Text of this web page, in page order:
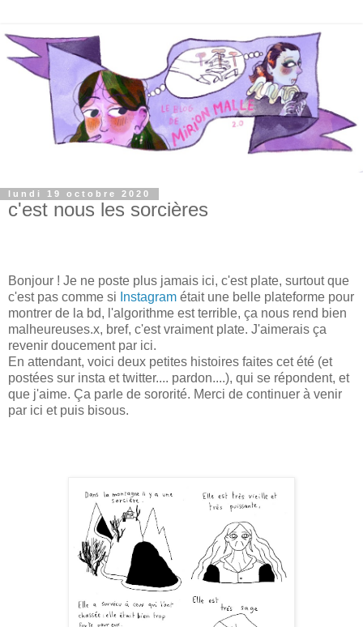
lundi 19 octobre 2020
c'est nous les sorcières
Bonjour ! Je ne poste plus jamais ici, c'est plate, surtout que
c'est pas comme si Instagram était une belle plateforme pour
montrer de la bd, l'algorithme est terrible, ça nous rend bien
malheureuses.x, bref, c'est vraiment plate. J'aimerais ça
revenir doucement par ici.
En attendant, voici deux petites histoires faites cet été (et
postées sur insta et twitter.... pardon....), qui se répondent, et
que j'aime. Ça parle de sororité. Merci de continuer à venir
par ici et puis bisous.